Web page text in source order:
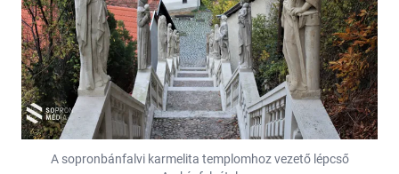
A sopronbánfalvi karmelita templomhoz vezető lépcső